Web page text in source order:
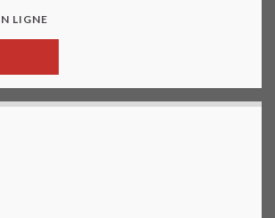
LIGNE